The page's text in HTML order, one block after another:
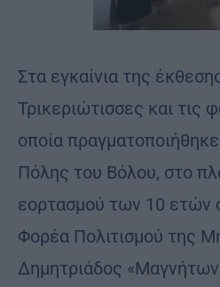
Στα εγκαίνια της
Τρικεριώτισσες και τις
οποία
Πόλης του Βόλου, στο
εορτασμού των 10 ετών
Φορέα Πολιτισμού της
Δημητριάδος